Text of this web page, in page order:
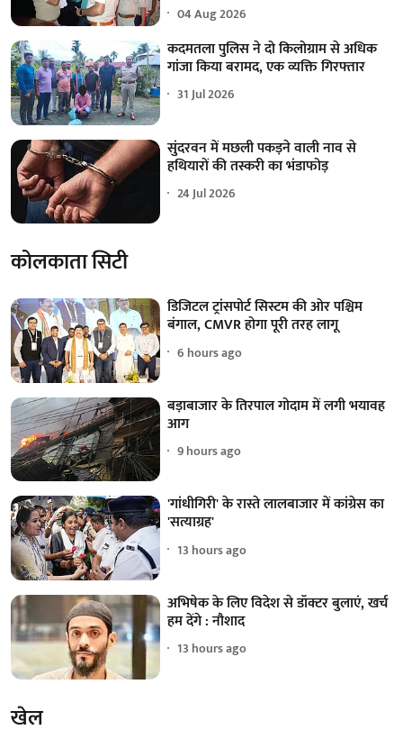
04 Aug 2026
कदमतला पुलिस ने दो किलोग्राम से अधिक
गांजा किया बरामद, एक व्यक्ति गिरफ्तार
31 Jul 2026
सुंदरवन में मछली पकड़ने वाली नाव से
हथियारों की तस्करी का भंडाफोड़
24 Jul 2026
कोलकाता सिटी
डिजिटल ट्रांसपोर्ट सिस्टम की ओर पश्चिम
बंगाल, CMVR होगा पूरी तरह लागू
6 hours ago
बड़ाबाजार के तिरपाल गोदाम में लगी भयावह
आग
9 hours ago
'गांधीगिरी' के रास्ते लालबाजार में कांग्रेस का
'सत्याग्रह'
13 hours ago
अभिषेक के लिए विदेश से डॉक्टर बुलाएं, खर्च
हम देंगे : नौशाद
13 hours ago
खेल